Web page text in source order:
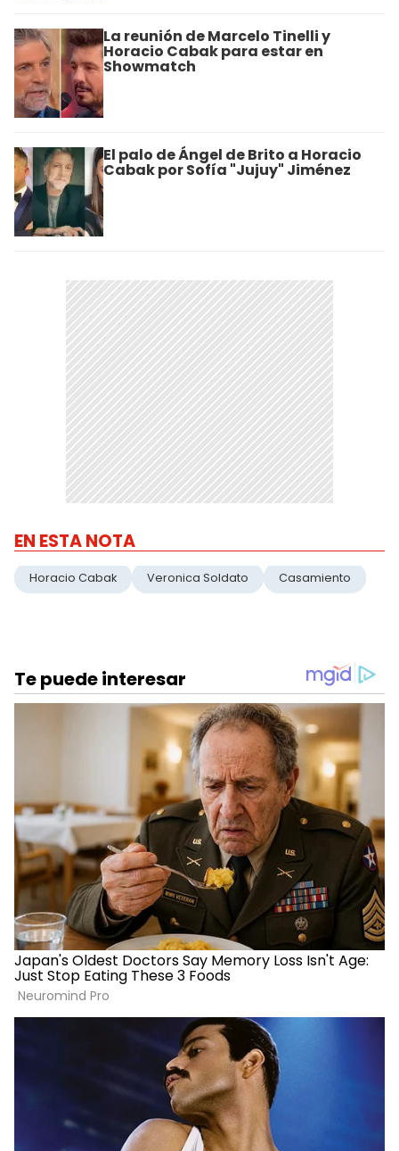
La reunión de Marcelo Tinelli y
Horacio Cabak para estar en
Showmatch
El palo de Ángel de Brito a Horacio
Cabak por Sofía "Jujuy" Jiménez
EN ESTA NOTA
Horacio Cabak Veronica Soldato Casamiento